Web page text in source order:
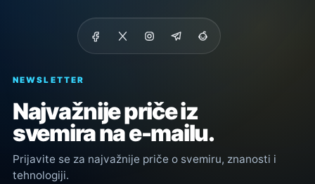
NEWSLETTER
Najvažnije priče iz
svemira na e-mailu.
Prijavite se za najvažnije priče o svemiru, znanosti i
tehnologiji.